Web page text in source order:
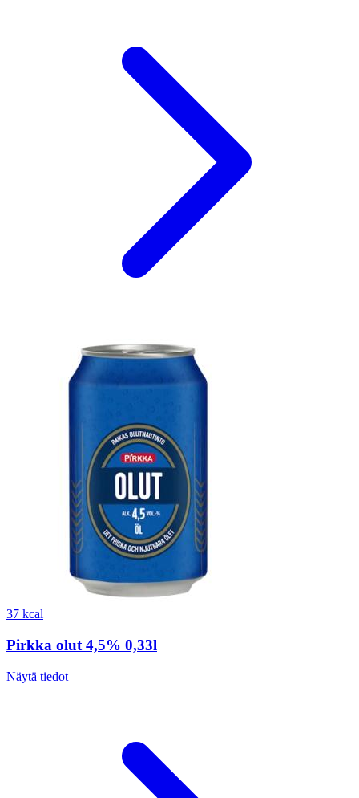
37 kcal
Pirkka olut 4,5% 0,33l
Näytä tiedot